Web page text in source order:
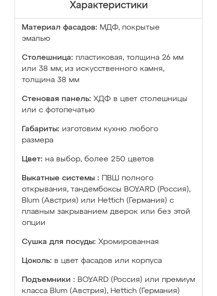
Характеристики
Материал фасадов: МДФ, покрытые
эмалью
Столешница: пластиковая, толщина 26 мм
или 38 мм; из искусственного камня,
толщина 38 мм
Стеновая панель: ХДФ в цвет столешницы
или с фотопечатью
Габариты: изготовим кухню любого
размера
Цвет: на выбор, более 250 цветов
Выкатные системы :
ПВШ полного
открывания, тандембоксы BOYARD (Россия),
Blum (Австрия) или Hettich (Германия) с
плавным закрыванием дверок или без этой
опции
Сушка для посуды: Хромированная
Цоколь: в цвет фасадов или корпуса
Подъемники : BOYARD (Россия) или премиум
класса Blum (Австрия), Hettich (Германия)